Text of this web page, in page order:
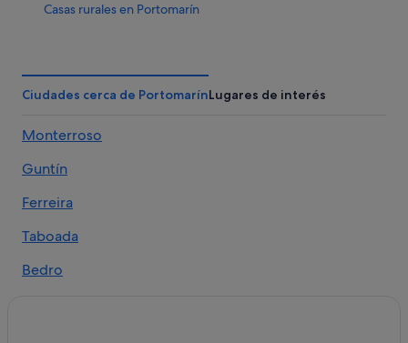
Casas rurales en Portomarín
Guntín hoteles
Residences en Guntín
Albergues en Sabenche
Chalets en Portomarín
Hoteles de 5 estrellas en Sabenche
Hoteles de 4 estrellas en Portomarín
Ciudades cerca de PortomarínLugares de interés
Monterroso
Guntín
Ferreira
Taboada
Bedro